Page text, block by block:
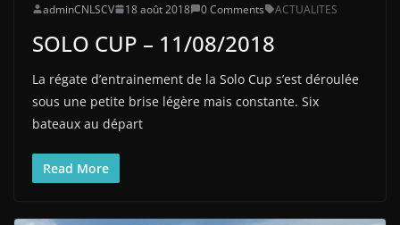
adminCNLSCV 18 août 2018 0 Comments ACTUALITES
SOLO CUP – 11/08/2018
La régate d’entrainement de la Solo Cup s’est déroulée
sous une petite brise légère mais constante. Six
bateaux au départ
Read More